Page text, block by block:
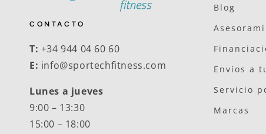
CONTACTO
T: +34 944 04 60 60
E: info@sportechfitness.com
Lunes a jueves
9:00 – 13:30
15:00 – 18:00
Blog
Envíos a
Servicio
Marcas